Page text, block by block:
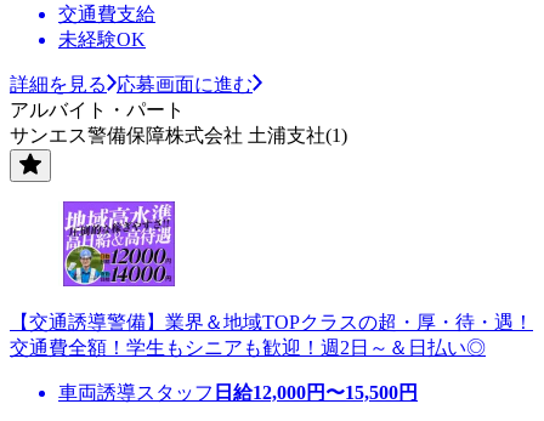
交通費支給
未経験OK
詳細を見る
応募画面に進む
アルバイト・パート
サンエス警備保障株式会社 土浦支社(1)
【交通誘導警備】業界＆地域TOPクラスの超・厚・待・遇！
交通費全額！学生もシニアも歓迎！週2日～＆日払い◎
車両誘導スタッフ 日給12,000円〜15,500円